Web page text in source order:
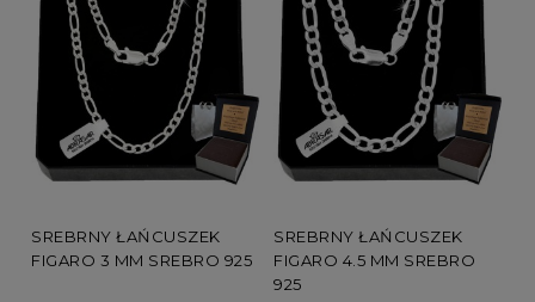
SREBRNY ŁAŃCUSZEK
FIGARO 3 MM SREBRO 925
SREBRNY ŁAŃCUSZEK
FIGARO 4.5 MM SREBRO
925